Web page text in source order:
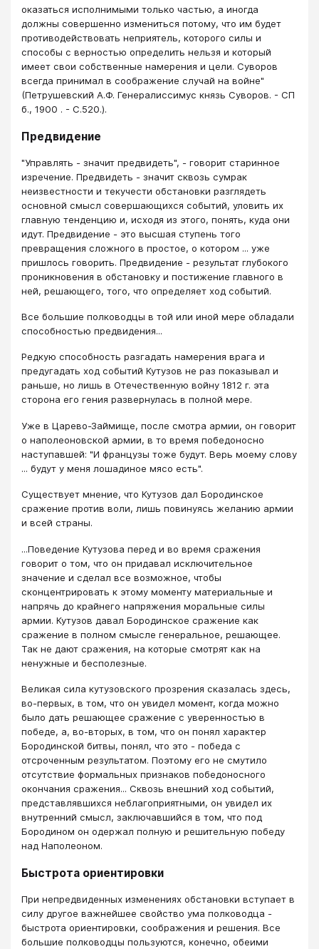
оказаться исполнимыми только частью, а иногда
должны совершенно измениться потому, что им будет
противодействовать неприятель, которого силы и
способы с верностью определить нельзя и который
имеет свои собственные намерения и цели. Суворов
всегда принимал в соображение случай на войне"
(Петрушевский А.Ф. Генералиссимус князь Суворов. - СП
б., 1900 . - С.520.).
Предвидение
"Управлять - значит предвидеть", - говорит старинное
изречение. Предвидеть - значит сквозь сумрак
неизвестности и текучести обстановки разглядеть
основной смысл совершающихся событий, уловить их
главную тенденцию и, исходя из этого, понять, куда они
идут. Предвидение - это высшая ступень того
превращения сложного в простое, о котором ... уже
пришлось говорить. Предвидение - результат глубокого
проникновения в обстановку и постижение главного в
ней, решающего, того, что определяет ход событий.
Все большие полководцы в той или иной мере обладали
способностью предвидения...
Редкую способность разгадать намерения врага и
предугадать ход событий Кутузов не раз показывал и
раньше, но лишь в Отечественную войну 1812 г. эта
сторона его гения развернулась в полной мере.
Уже в Царево-Займище, после смотра армии, он говорит
о наполеоновской армии, в то время победоносно
наступавшей: "И французы тоже будут. Верь моему слову
... будут у меня лошадиное мясо есть".
Существует мнение, что Кутузов дал Бородинское
сражение против воли, лишь повинуясь желанию армии
и всей страны.
...Поведение Кутузова перед и во время сражения
говорит о том, что он придавал исключительное
значение и сделал все возможное, чтобы
сконцентрировать к этому моменту материальные и
напрячь до крайнего напряжения моральные силы
армии. Кутузов давал Бородинское сражение как
сражение в полном смысле генеральное, решающее.
Так не дают сражения, на которые смотрят как на
ненужные и бесполезные.
Великая сила кутузовского прозрения сказалась здесь,
во-первых, в том, что он увидел момент, когда можно
было дать решающее сражение с уверенностью в
победе, а, во-вторых, в том, что он понял характер
Бородинской битвы, понял, что это - победа с
отсроченным результатом. Поэтому его не смутило
отсутствие формальных признаков победоносного
окончания сражения... Сквозь внешний ход событий,
представлявшихся неблагоприятными, он увидел их
внутренний смысл, заключавшийся в том, что под
Бородином он одержал полную и решительную победу
над Наполеоном.
Быстрота ориентировки
При непредвиденных изменениях обстановки вступает в
силу другое важнейшее свойство ума полководца -
быстрота ориентировки, соображения и решения. Все
большие полководцы пользуются, конечно, обеими